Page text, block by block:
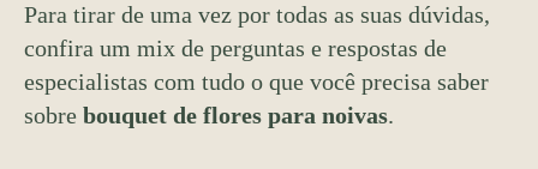
Para tirar de uma vez por todas as suas dúvidas,
confira um mix de perguntas e respostas de
especialistas com tudo o que você precisa saber
sobre bouquet de flores para noivas.